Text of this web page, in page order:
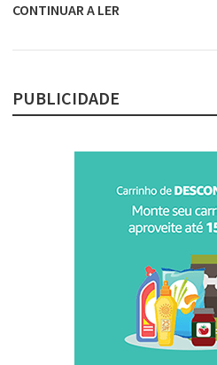
CONTINUAR A LER
PUBLICIDADE